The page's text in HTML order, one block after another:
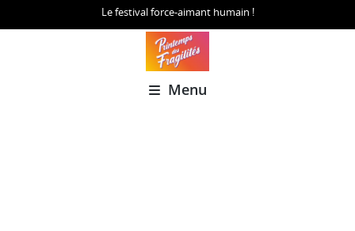
Le festival force-aimant humain !
Menu